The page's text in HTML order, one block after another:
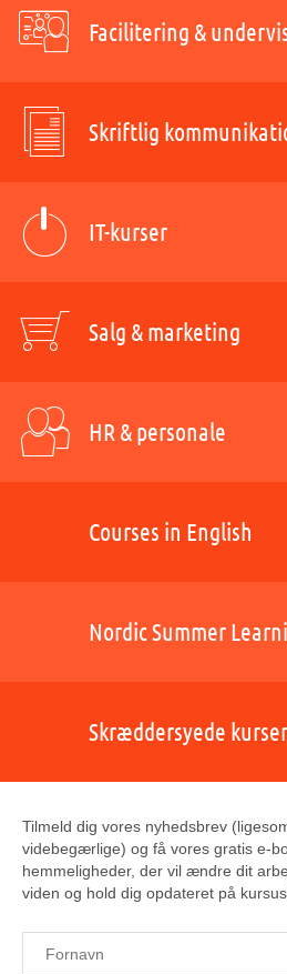
Facilitering &
Skriftlig
IT-kurser
Salg & marketing
HR & personale
Courses in English
Nordic Summer
Skræddersyede kurser
Tilmeld dig vores nyhedsbrev
videbegærlige) og få vores gratis e-
hemmeligheder, der vil ændre dit
viden og hold dig opdateret på